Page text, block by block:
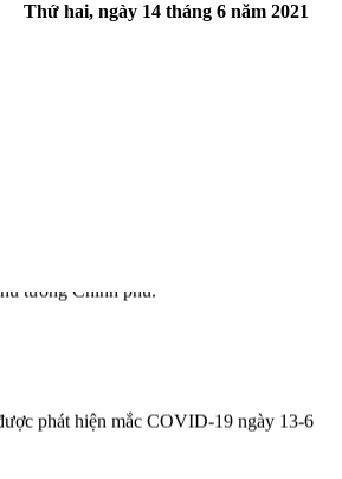
Thứ hai, ngày 14 tháng 6 năm 2021
Hong Kong và Tân Cương. Đại sứ
tướng Chính phủ.
phát hiện mắc COVID-19 ngày 13-6